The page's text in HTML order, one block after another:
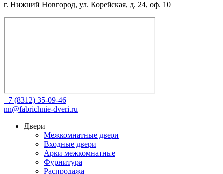
г. Нижний Новгород, ул. Корейская, д. 24, оф. 10
+7 (8312) 35-09-46
nn@fabrichnie-dveri.ru
Двери
Межкомнатные двери
Входные двери
Арки межкомнатные
Фурнитура
Распродажа